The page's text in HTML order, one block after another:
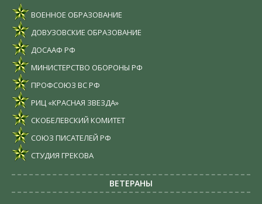
ВОЕННОЕ ОБРАЗОВАНИЕ
ДОВУЗОВСКИЕ ОБРАЗОВАНИЕ
ДОСААФ РФ
МИНИСТЕРСТВО ОБОРОНЫ РФ
ПРОФСОЮЗ ВС РФ
РИЦ «КРАСНАЯ ЗВЕЗДА»
СКОБЕЛЕВСКИЙ КОМИТЕТ
СОЮЗ ПИСАТЕЛЕЙ РФ
СТУДИЯ ГРЕКОВА
ВЕТЕРАНЫ